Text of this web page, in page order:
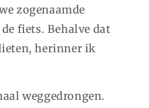
zogenaamde
fiets. Behalve dat
herinner ik
weggedrongen.